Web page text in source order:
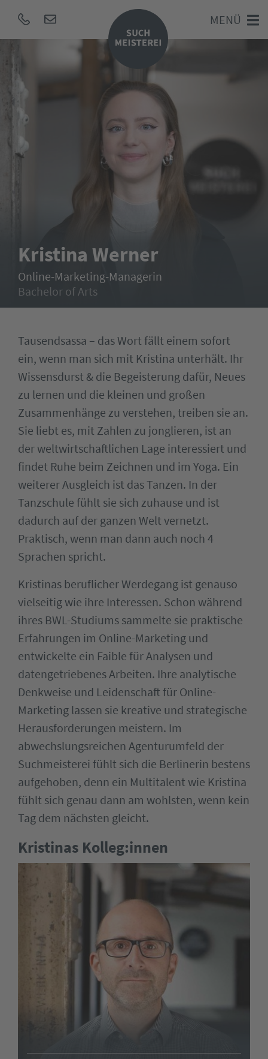
MENÜ
Kristina Werner
Online-Marketing-Managerin
Bachelor of Arts
Tausendsassa – das Wort fällt einem sofort
ein, wenn man sich mit Kristina unterhält. Ihr
Wissensdurst & die Begeisterung dafür, Neues
zu lernen und die kleinen und großen
Zusammenhänge zu verstehen, treiben sie an.
Sie liebt es, mit Zahlen zu jonglieren, ist an
der weltwirtschaftlichen Lage interessiert und
findet Ruhe beim Zeichnen und im Yoga. Ein
weiterer Ausgleich ist das Tanzen. In der
Tanzschule fühlt sie sich zuhause und ist
dadurch auf der ganzen Welt vernetzt.
Praktisch, wenn man dann auch noch 4
Sprachen spricht.
Kristinas beruflicher Werdegang ist genauso
vielseitig wie ihre Interessen. Schon während
ihres BWL-Studiums sammelte sie praktische
Erfahrungen im Online-Marketing und
entwickelte ein Faible für Analysen und
datengetriebenes Arbeiten. Ihre analytische
Denkweise und Leidenschaft für Online-
Marketing lassen sie kreative und strategische
Herausforderungen meistern. Im
abwechslungsreichen Agenturumfeld der
Suchmeisterei fühlt sich die Berlinerin bestens
aufgehoben, denn ein Multitalent wie Kristina
fühlt sich genau dann am wohlsten, wenn kein
Tag dem nächsten gleicht.
Kristinas Kolleg:innen